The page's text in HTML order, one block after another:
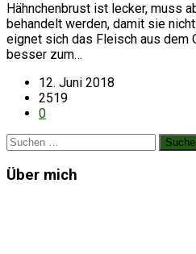
Hähnchenbrust ist lecker, muss
behandelt werden, damit sie
eignet sich das Fleisch aus dem
besser zum…
12. Juni 2018
2519
0
Suchen
Über mich